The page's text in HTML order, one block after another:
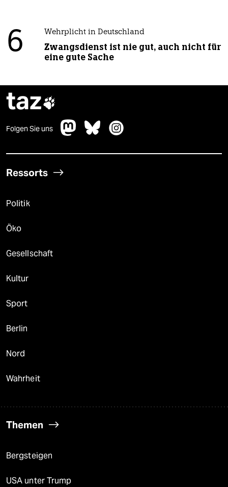
6 Wehrplicht in Deutschland
Zwangsdienst ist nie gut, auch nicht für
eine gute Sache
taz
Folgen Sie uns
Ressorts
Politik
Öko
Gesellschaft
Kultur
Sport
Berlin
Nord
Wahrheit
Themen
Bergsteigen
USA unter Trump